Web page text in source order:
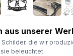
aus unserer
die wir
beleuchtet.